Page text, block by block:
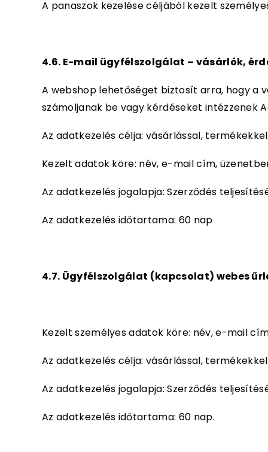
A panaszok kezelése céljából kezelt
4.6. E-mail ügyfélszolgálat – vásárlók,
A webshop lehetőséget biztosít arra, hogy a
számoljanak be vagy kérdéseket intézzenek
Az adatkezelés célja: vásárlással,
Kezelt adatok köre: név, e-mail cím,
Az adatkezelés jogalapja: Szerződés
Az adatkezelés időtartama: 60 nap
4.7. Ügyfélszolgálat (kapcsolat) webes
Kezelt személyes adatok köre: név, e-mail
Az adatkezelés célja: vásárlással,
Az adatkezelés jogalapja: Szerződés
Az adatkezelés időtartama: 60 nap.